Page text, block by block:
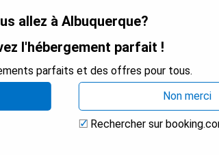
allez à Albuquerque?
l'hébergement parfait !
parfaits et des offres pour tous.
Non merci
Rechercher sur